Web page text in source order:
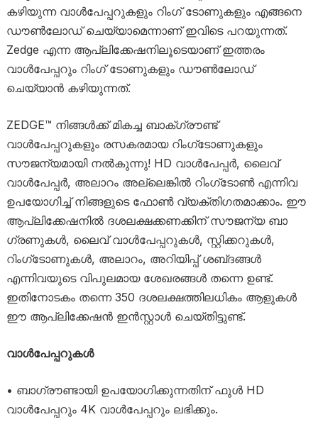
കഴിയുന്ന വാൾപേപ്പറുകളും റിം​ഗ് ടോണുകളും എങ്ങനെ
ഡൗൺലോഡ് ചെയ്യാമെന്നാണ് ഇവിടെ പറയുന്നത്. ​
Zedge എന്ന ആപ്ലിക്കേഷനിലൂടെയാണ് ഇത്തരം
വാൾപേപ്പറും റിം​ഗ് ടോണുകളും ഡൗൺലോഡ്
ചെയ്യാൻ കഴിയുന്നത്.
ZEDGE™ നിങ്ങൾക്ക് മികച്ച ബാക്​ഗ്രൗണ്ട്
വാൾപേപ്പറുകളും രസകരമായ റിംഗ്‌ടോണുകളും
സൗജന്യമായി നൽകുന്നു! HD വാൾപേപ്പർ, ലൈവ്
വാൾപേപ്പർ, അലാറം അല്ലെങ്കിൽ റിംഗ്ടോൺ എന്നിവ
ഉപയോഗിച്ച് നിങ്ങളുടെ ഫോൺ വ്യക്തിഗതമാക്കാം. ഈ
ആപ്ലിക്കേഷനിൽ ദശലക്ഷക്കണക്കിന് സൗജന്യ ബാ​
ഗ്രണുകൾ, ലൈവ് വാൾപേപ്പറുകൾ, സ്റ്റിക്കറുകൾ,
റിംഗ്‌ടോണുകൾ, അലാറം, അറിയിപ്പ് ശബ്‌ദങ്ങൾ
എന്നിവയുടെ വിപുലമായ ശേഖരങ്ങൾ തന്നെ ഉണ്ട്.
ഇതിനോടകം തന്നെ 350 ദശലക്ഷത്തിലധികം ആളുകൾ
ഈ ആപ്ലിക്കേഷൻ ഇൻസ്റ്റാൾ ചെയ്തിട്ടുണ്ട്.
വാൾപേപ്പറുകൾ
• ബാ​ഗ്രൗണ്ടായി ഉപയോഗിക്കുന്നതിന് ഫുൾ HD
വാൾപേപ്പറും 4K വാൾപേപ്പറും ലഭിക്കും.